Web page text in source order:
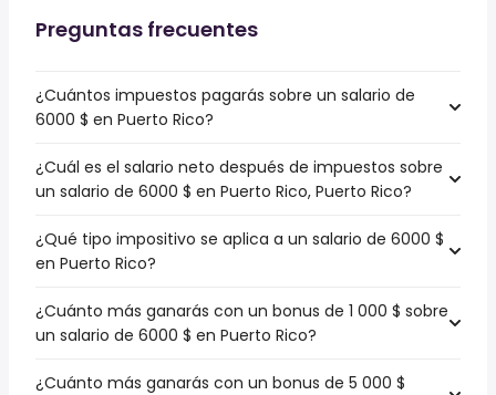
Preguntas frecuentes
¿Cuántos impuestos pagarás sobre un salario de
6000 $ en Puerto Rico?
¿Cuál es el salario neto después de impuestos sobre
un salario de 6000 $ en Puerto Rico, Puerto Rico?
¿Qué tipo impositivo se aplica a un salario de 6000 $
en Puerto Rico?
¿Cuánto más ganarás con un bonus de 1 000 $ sobre
un salario de 6000 $ en Puerto Rico?
¿Cuánto más ganarás con un bonus de 5 000 $